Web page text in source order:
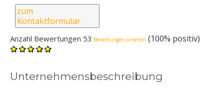
zum
Kontaktformular
Anzahl Bewertungen 53 Bewertungen ansehen (100% positiv)
Unternehmensbeschreibung